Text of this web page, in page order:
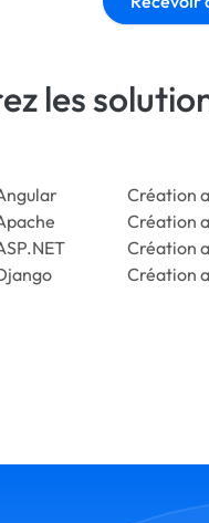
les
Création
Création
Création
Création